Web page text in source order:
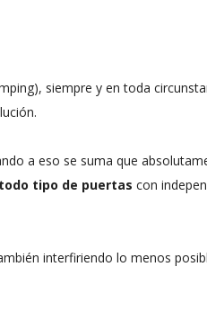
siempre y en toda
a eso se suma que
tipo de puertas con
interfiriendo lo menos